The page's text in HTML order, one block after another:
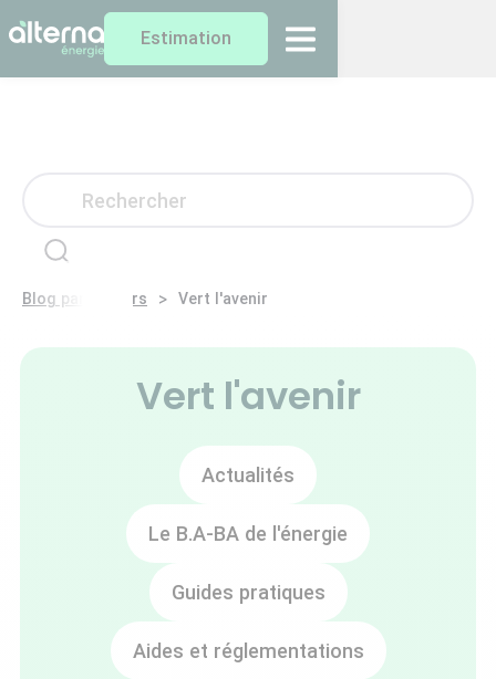
Estimation
Blog particuliers > Vert l'avenir
Vert l'avenir
Actualités
Le B.A-BA de l'énergie
Guides pratiques
Aides et réglementations